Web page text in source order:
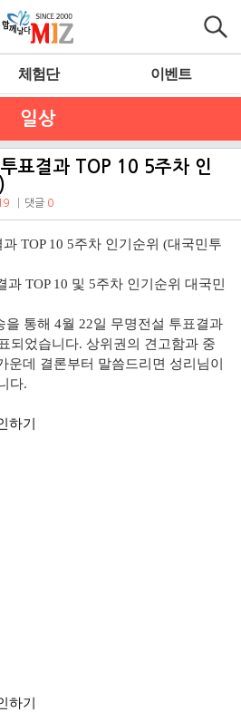
체험단 이벤트
일상
표결과 TOP 10 5주차 인
댓글 0
TOP 10 5주차 인기순위 (대국민투
TOP 10 및 5주차 인기순위 대국민
통해 4월 22일 무명전설 투표결과
되었습니다. 상위권의 견고함과 중
운데 결론부터 말씀드리면 성리님이
다.
하기
하기